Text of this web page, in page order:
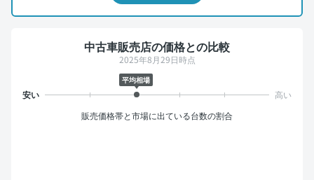
中古車販売店の価格との比較
2025年8月29日時点
平均相場
販売価格帯と市場に出ている台数の割合